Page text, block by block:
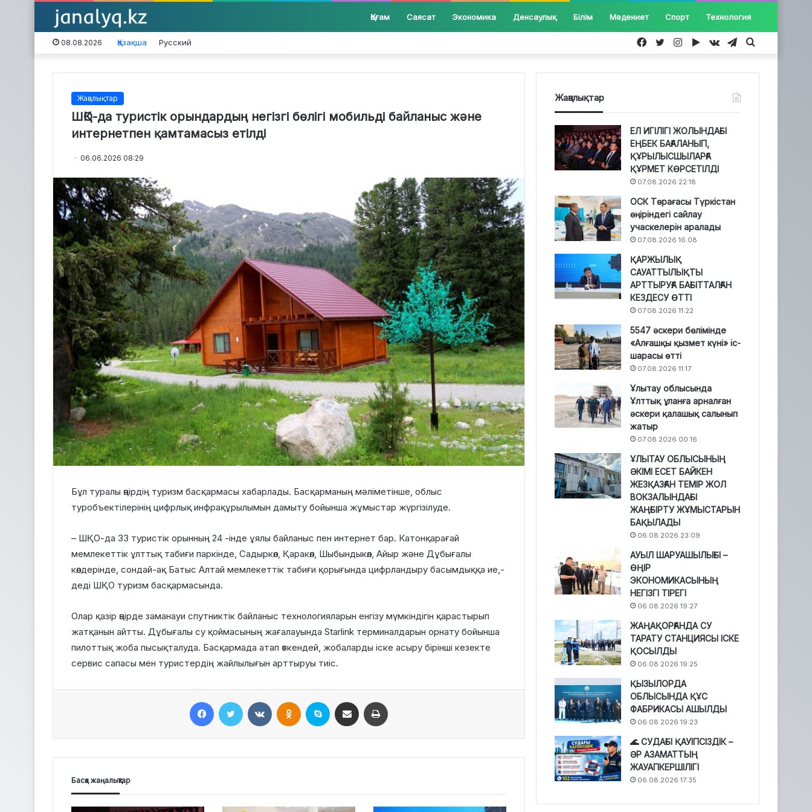
Қоғам Саясат Экономика Денсаулық Білім Мәдениет Спорт Технология
08.08.2026 Қазақша Русский Іздеу...
Telegram
vk.com
Google
Instagram
Twitter
Facebook
Жаңалықтар
ШҚО-да туристік орындардың негізгі бөлігі мобильді байланыс және
интернетпен қамтамасыз етілді
06.06.2026 08:29
Бұл туралы өңірдің туризм басқармасы хабарлады. Басқарманың мәліметінше, облыс
туробъектілерінің цифрлық инфрақұрылымын дамыту бойынша жұмыстар жүргізілуде.
– ШҚО-да 33 туристік орынның 24 -інде ұялы байланыс пен интернет бар. Катонқарағай
мемлекеттік ұлттық табиғи паркінде, Садыркөл, Қаракөл, Шыбындыкөл, Айыр және Дұбығалы
көлдерінде, сондай-ақ Батыс Алтай мемлекеттік табиғи қорығында цифрландыру басымдыққа ие,-
деді ШҚО туризм басқармасында.
Олар қазір өңірде заманауи спутниктік байланыс технологияларын енгізу мүмкіндігін қарастырып
жатқанын айтты. Дұбығалы су қоймасының жағалауында Starlink терминалдарын орнату бойынша
пилоттық жоба пысықталуда. Басқармада атап өткендей, жобаларды іске асыру бірінші кезекте
сервис сапасы мен туристердің жайлылығын арттыруы тиіс.
Басқа жаңалықтар
Жаңалықтар
ЕЛ ИГІЛІГІ ЖОЛЫНДАҒЫ
ЕҢБЕК БАҒАЛАНЫП,
ҚҰРЫЛЫСШЫЛАРҒА
ҚҰРМЕТ КӨРСЕТІЛДІ
07.08.2026 22:18
ОСК Төрағасы Түркістан
өңіріндегі сайлау
учаскелерін аралады
07.08.2026 16:08
ҚАРЖЫЛЫҚ
САУАТТЫЛЫҚТЫ
АРТТЫРУҒА БАҒЫТТАЛҒАН
КЕЗДЕСУ ӨТТІ
07.08.2026 11:22
5547 әскери бөлімінде
«Алғашқы қызмет күні» іс-
шарасы өтті
07.08.2026 11:17
Ұлытау облысында
Ұлттық ұланға арналған
әскери қалашық салынып
жатыр
07.08.2026 00:16
ҰЛЫТАУ ОБЛЫСЫНЫҢ
ӘКІМІ ЕСЕТ БАЙКЕН
ЖЕЗҚАЗҒАН ТЕМІР ЖОЛ
ВОКЗАЛЫНДАҒЫ
ЖАҢҒЫРТУ ЖҰМЫСТАРЫН
БАҚЫЛАДЫ
06.08.2026 23:09
АУЫЛ ШАРУАШЫЛЫҒЫ –
ӨҢІР
ЭКОНОМИКАСЫНЫҢ
НЕГІЗГІ ТІРЕГІ
06.08.2026 19:27
ЖАҢАҚОРҒАНДА СУ
ТАРАТУ СТАНЦИЯСЫ ІСКЕ
ҚОСЫЛДЫ
06.08.2026 19:25
ҚЫЗЫЛОРДА
ОБЛЫСЫНДА ҚҰС
ФАБРИКАСЫ АШЫЛДЫ
06.08.2026 19:23
🌊 СУДАҒЫ ҚАУІПСІЗДІК –
ӘР АЗАМАТТЫҢ
ЖАУАПКЕРШІЛІГІ
06.08.2026 17:35